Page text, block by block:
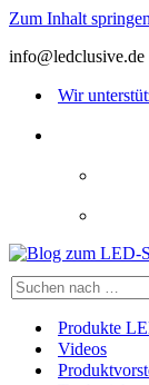
Zum Inhalt springen
info@ledclusive.de
Wir
Suchen
nach …
Produkte
Videos